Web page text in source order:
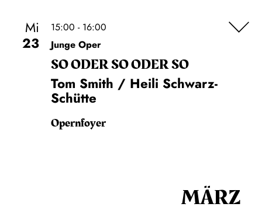
Mi
23
15:00 - 16:00
Junge Oper
SO ODER SO ODER SO
Tom Smith / Heili Schwarz-
Schütte
Opernfoyer
MÄRZ